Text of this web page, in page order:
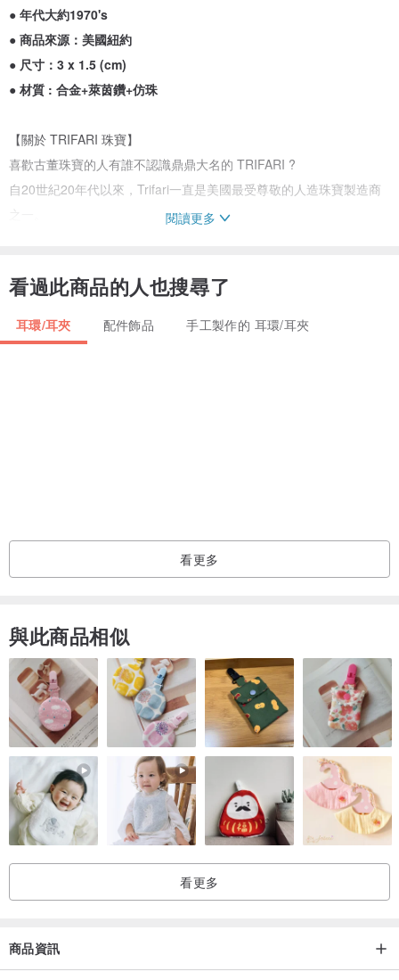
● 年代大約1970's
● 商品來源：美國紐約
● 尺寸：3 x 1.5 (cm)
● 材質 : 合金+萊茵鑽+仿珠
【關於 TRIFARI 珠寶】
喜歡古董珠寶的人有誰不認識鼎鼎大名的 TRIFARI ?
自20世紀20年代以來，Trifari一直是美國最受尊敬的人造珠寶製造商
之一。
Trifari 的義大利移民，他擅長歐洲金工技術，落腳紐約以製造髮飾、
Trifari的行銷策略長遠且穩健，除了積極登錄專利設計、精美的廣告海
報、雜誌曝光之外，多元化的訂價，讓它不論是平價或高級首飾均佔
50年代的耶誕節系列每一件珠寶都很精彩。
第二次世界大戰期間，Trifari跟所有製造商一樣，由於配給，Trifari無
法在其產品中使用金屬。
這迫使 Trifari 在戰爭期間轉向純銀，這使Trifari產品的價格翻了三倍
（儘管這似乎並未損害銷售額）。
戰後，Trifari 想要回到成本較低，免維護的金屬，但消費者似乎已經
習慣了銀色。
為了大肆宣傳更便宜的低價金屬，Trifari 研發一種名為“Trifanium”的
“革命性”新金屬，這種金屬是基本金屬的名稱，與銀不同，它採用無
拋光表面處理，質感很特別又細緻，這種"金"，可說是Trifari 的商業機
密，只有它們有這種"金"，模仿不來。
些時期還會搭配紙標籤。
閱讀更多
看過此商品的人也搜尋了
耳環/耳夾 配件飾品 手工製作的 耳環/耳夾
看更多
與此商品相似
看更多
商品資訊